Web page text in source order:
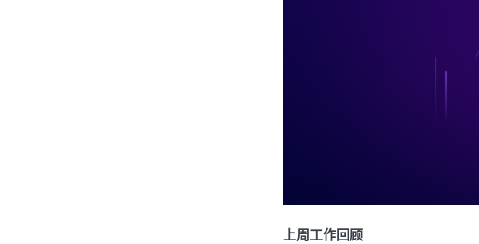
上周工作回顾